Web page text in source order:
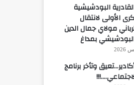
البودشيشية
الأولى لانتقال
مولاي جمال الدين
بمداغ
وتأخر برنامج